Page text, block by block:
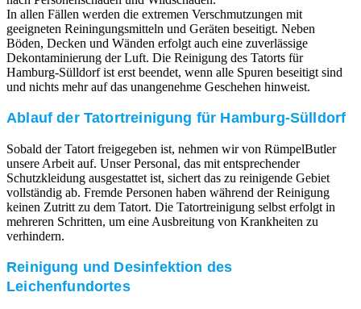
In allen Fällen werden die extremen Verschmutzungen mit
geeigneten Reiningungsmitteln und Geräten beseitigt. Neben
Böden, Decken und Wänden erfolgt auch eine zuverlässige
Dekontaminierung der Luft. Die Reinigung des Tatorts für
Hamburg-Sülldorf ist erst beendet, wenn alle Spuren beseitigt sind
und nichts mehr auf das unangenehme Geschehen hinweist.
Ablauf der Tatortreinigung für Hamburg-Sülldorf
Sobald der Tatort freigegeben ist, nehmen wir von RümpelButler
unsere Arbeit auf. Unser Personal, das mit entsprechender
Schutzkleidung ausgestattet ist, sichert das zu reinigende Gebiet
vollständig ab. Fremde Personen haben während der Reinigung
keinen Zutritt zu dem Tatort. Die Tatortreinigung selbst erfolgt in
mehreren Schritten, um eine Ausbreitung von Krankheiten zu
verhindern.
Reinigung und Desinfektion des
Leichenfundortes